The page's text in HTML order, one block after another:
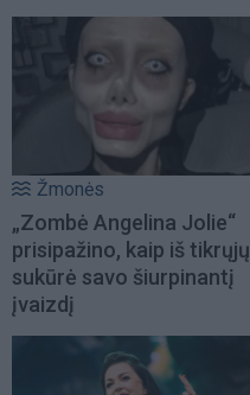
Žmonės
„Zombė Angelina Jolie“
prisipažino, kaip iš tikrųjų
sukūrė savo šiurpinantį
įvaizdį